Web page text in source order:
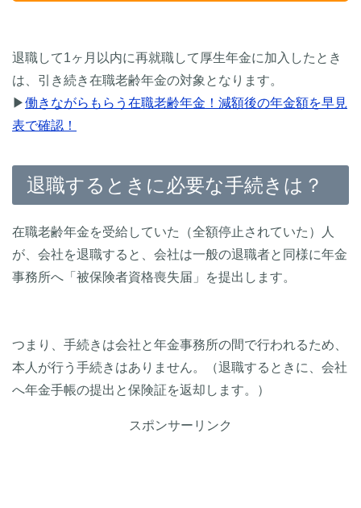
退職して1ヶ月以内に再就職して厚生年金に加入したとき
は、引き続き在職老齢年金の対象となります。
▶働きながらもらう在職老齢年金！減額後の年金額を早見
表で確認！
退職するときに必要な手続きは？
在職老齢年金を受給していた（全額停止されていた）人
が、会社を退職すると、会社は一般の退職者と同様に年金
事務所へ「被保険者資格喪失届」を提出します。
つまり、手続きは会社と年金事務所の間で行われるため、
本人が行う手続きはありません。（退職するときに、会社
へ年金手帳の提出と保険証を返却します。）
スポンサーリンク